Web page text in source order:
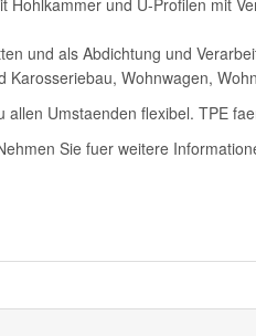
und U-Profilen mit
und als Abdichtung und
Wohnwagen,
Umstaenden flexibel. TPE
Sie fuer weitere